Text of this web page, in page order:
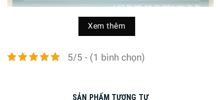
Xem thêm
5/5 - (1 bình chọn)
SẢN PHẨM TƯƠNG TỰ